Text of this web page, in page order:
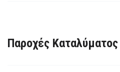
Παροχές Καταλύματος